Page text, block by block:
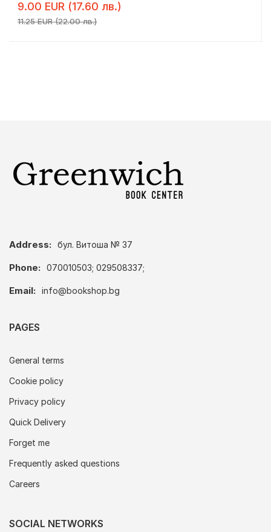
9.00 EUR (17.60 лв.)
11.25 EUR (22.00 лв.)
Address: бул. Витоша № 37
Phone: 070010503; 029508337;
Email: info@bookshop.bg
PAGES
General terms
Cookie policy
Privacy policy
Quick Delivery
Forget me
Frequently asked questions
Careers
SOCIAL NETWORKS